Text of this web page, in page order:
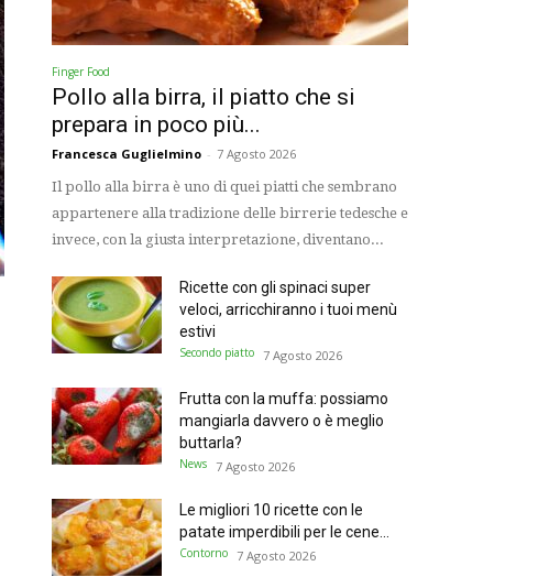
Finger Food
Pollo alla birra, il piatto che si
prepara in poco più...
Francesca Guglielmino - 7 Agosto 2026
Il pollo alla birra è uno di quei piatti che sembrano
appartenere alla tradizione delle birrerie tedesche e
invece, con la giusta interpretazione, diventano...
Ricette con gli spinaci super
veloci, arricchiranno i tuoi menù
estivi
Secondo piatto 7 Agosto 2026
Frutta con la muffa: possiamo
mangiarla davvero o è meglio
buttarla?
News 7 Agosto 2026
Le migliori 10 ricette con le
patate imperdibili per le cene...
Contorno 7 Agosto 2026